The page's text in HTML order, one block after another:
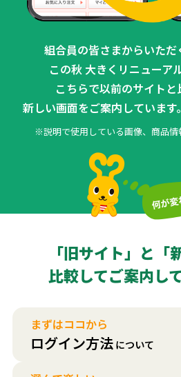
組合員の皆さまからいただ
この秋 大きくリニューア
こちらで以前のサイトと
新しい画面をご案内しています
※説明で使用している画像、商品情
「旧サイト」と「
比較してご案内し
まずはココから
ログイン方法について